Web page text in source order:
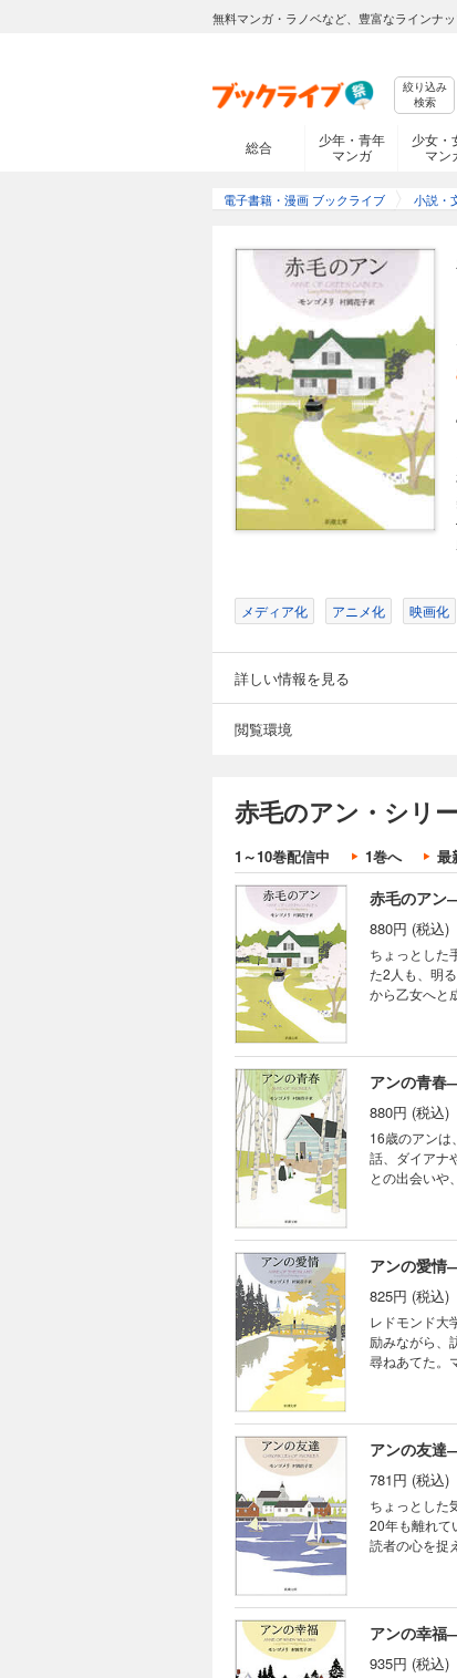
無料マンガ・ラノベなど、豊富なラインナ
絞り込み
検索
総合
少年・青年
マンガ
少女・
マン
電子書籍・漫画 ブックライブ 小説・
メディア化 アニメ化 映画化
詳しい情報を見る
閲覧環境
赤毛のアン・シリ
1～10巻配信中 1巻へ 最
赤毛のアン
880円 (税込)
ちょっとした
た2人も、明
から乙女へと
アンの青
880円 (税込)
16歳のアンは
話、ダイアナ
との出会いや
アンの愛
825円 (税込)
レドモンド大
励みながら、
尋ねあてた。
アンの友
781円 (税込)
ちょっとした
20年も離れ
読者の心を捉
アンの幸
935円 (税込)